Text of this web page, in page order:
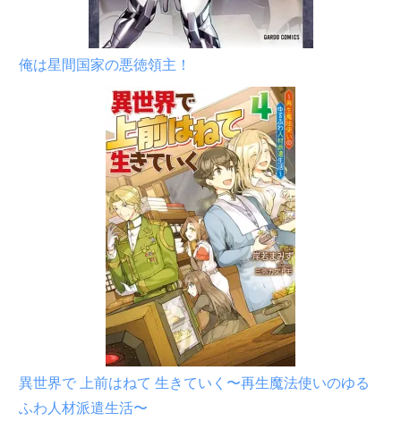
俺は星間国家の悪徳領主！
異世界で 上前はねて 生きていく〜再生魔法使いのゆる
ふわ人材派遣生活〜